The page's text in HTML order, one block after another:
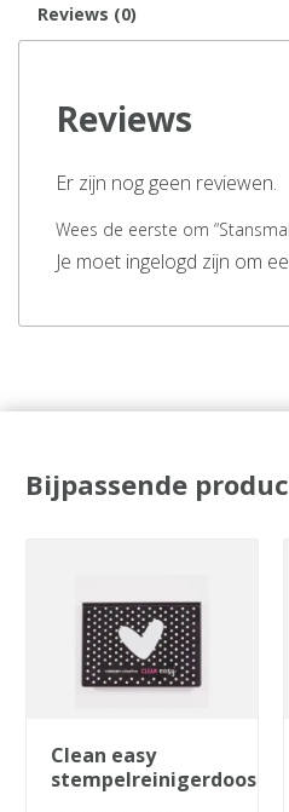
Reviews (0)
Reviews
Er zijn nog geen reviewen.
Wees de eerste om
Je moet ingelogd zijn om
Bijpassende
clean easy
stempelreinigerdoos